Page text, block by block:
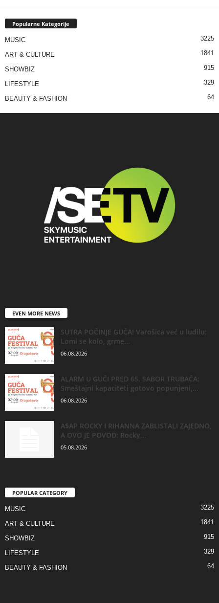
Popularne Kategorije
MUSIC 3225
ART & CULTURE 1841
SHOWBIZ 915
LIFESTYLE 329
BEAUTY & FASHION 64
EVEN MORE NEWS
SUTRA POČINJE GUČA! Varošica već u ludilu:
Lomi se kolo, grme...
06.08.2026
ALARM U GUČI PRED 65. SABOR TRUBAČA:
Smeštajni kapaciteti gotovo popunjeni,...
06.08.2026
A$AP ROCKY I RIHANNA ZABLISTALI ZAJEDNO,
A OVO JE POVOD: Rocky...
05.08.2026
POPULAR CATEGORY
MUSIC 3225
ART & CULTURE 1841
SHOWBIZ 915
LIFESTYLE 329
BEAUTY & FASHION 64